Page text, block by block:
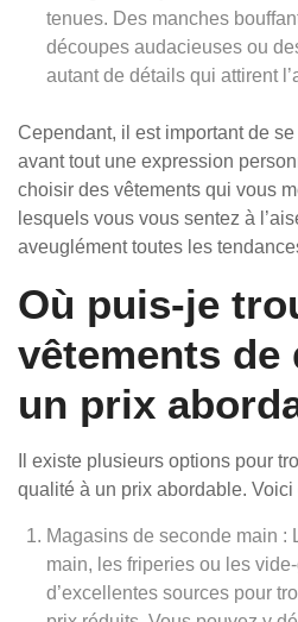
tenues. Des manches
découpes audacieuses ou
autant de détails qui attirent
Cependant, il est important de
avant tout une expression
choisir des vêtements qui vous
lesquels vous vous sentez à
aveuglément toutes les
Où puis-je
vêtements de
un prix
Il existe plusieurs options pour
qualité à un prix abordable.
Magasins de seconde main :
main, les friperies ou les
d’excellentes sources pour